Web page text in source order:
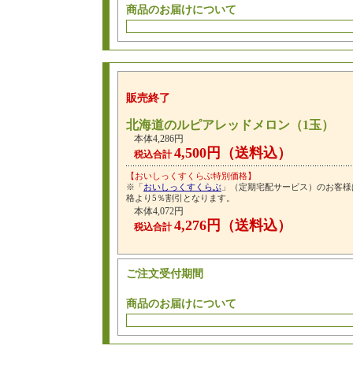
商品のお届けについて
販売終了
北海道のルピアレッドメロン（1玉）
本体4,286円
税込合計4,500円（送料込）
【おいしっくすくらぶ特別価格】
※「おいしっくすくらぶ 」（定期宅配サービス）のお客
格より5％割引となります。
本体4,072円
税込合計4,276円（送料込）
ご注文受付期間
商品のお届けについて